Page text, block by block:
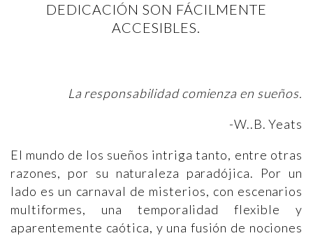
DEDICACIÓN SON FÁCILMENTE
ACCESIBLES.
La responsabilidad comienza en sueños.
-W..B. Yeats
El mundo de los sueños intriga tanto, entre otras
razones, por su naturaleza paradójica. Por un
lado es un carnaval de misterios, con escenarios
multiformes, una temporalidad flexible y
aparentemente caótica, y una fusión de nociones